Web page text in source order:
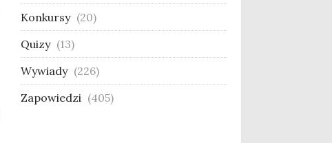
Konkursy (20)
Quizy (13)
Wywiady (226)
Zapowiedzi (405)